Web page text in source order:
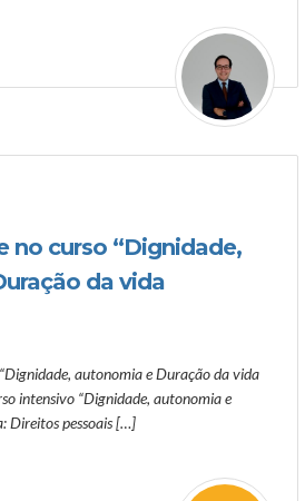
no curso “Dignidade,
da vida
autonomia e Duração da vida
intensivo “Dignidade, autonomia e
Direitos pessoais […]